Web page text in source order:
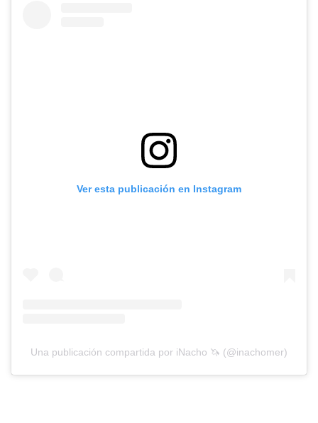
Ver esta publicación en Instagram
Una publicación compartida por iNacho 🦄 (@inachomer)